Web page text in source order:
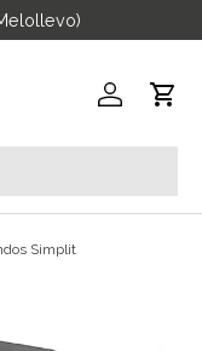
Iniciar
Simplit